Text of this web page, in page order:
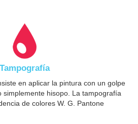
Tampografía
en aplicar la pintura con un golpe
simplemente hisopo. La tampografía
de colores W. G. Pantone